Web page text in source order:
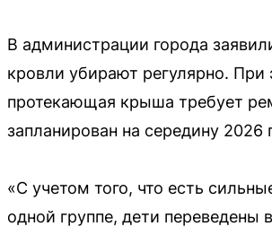
В администрации города
кровли убирают регулярно. При
протекающая крыша требует
запланирован на середину 2026
«С учетом того, что есть
одной группе, дети переведены